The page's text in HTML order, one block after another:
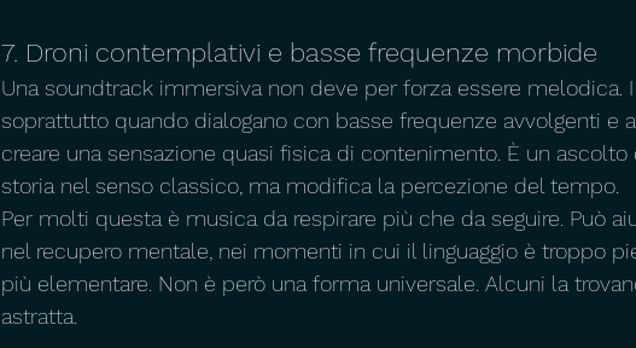
7. Droni contemplativi e basse frequenze morbide
Una soundtrack immersiva non deve per forza essere melodica.
soprattutto quando dialogano con basse frequenze avvolgenti e
creare una sensazione quasi fisica di contenimento. È un
storia nel senso classico, ma modifica la percezione del tempo.
Per molti questa è musica da respirare più che da seguire. Può
nel recupero mentale, nei momenti in cui il linguaggio è troppo
più elementare. Non è però una forma universale. Alcuni la
astratta.